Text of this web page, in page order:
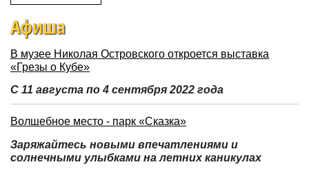
Афиша
В музее Николая Островского откроется выставка
«Грезы о Кубе»
С 11 августа по 4 сентября 2022 года
Волшебное место - парк «Сказка»
Заряжайтесь новыми впечатлениями и
солнечными улыбками на летних каникулах